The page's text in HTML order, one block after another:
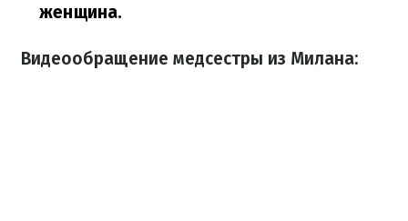
женщина.
Видеообращение медсестры из Милана: